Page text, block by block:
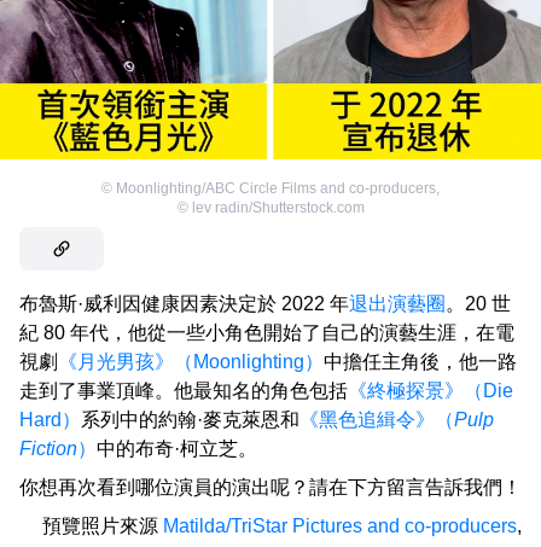
© Moonlighting/ABC Circle Films and co-producers,
© lev radin/Shutterstock.com
布魯斯·威利因健康因素決定於 2022 年退出演藝圈 。20 世
紀 80 年代，他從一些小角色開始了自己的演藝生涯，在電
視劇
《月光男孩》（Moonlighting） 中擔任主角後，他一路
走到了事業頂峰。他最知名的角色包括 《終極探景》（Die
Hard） 系列中的約翰·麥克萊恩和 《黑色追緝令》（Pulp
Fiction） 中的布奇·柯立芝。
你想再次看到哪位演員的演出呢？請在下方留言告訴我們！
預覽照片來源 Matilda/TriStar Pictures and co-producers,